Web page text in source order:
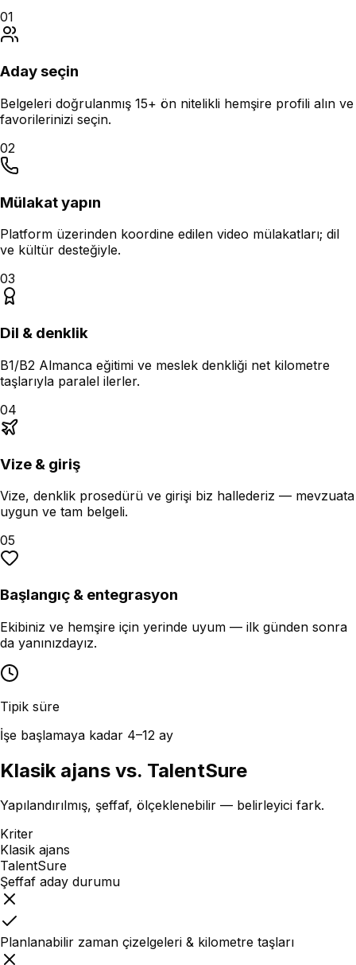
01
Aday seçin
Belgeleri doğrulanmış 15+ ön nitelikli hemşire profili alın ve
favorilerinizi seçin.
02
Mülakat yapın
Platform üzerinden koordine edilen video mülakatları; dil
ve kültür desteğiyle.
03
Dil & denklik
B1/B2 Almanca eğitimi ve meslek denkliği net kilometre
taşlarıyla paralel ilerler.
04
Vize & giriş
Vize, denklik prosedürü ve girişi biz hallederiz — mevzuata
uygun ve tam belgeli.
05
Başlangıç & entegrasyon
Ekibiniz ve hemşire için yerinde uyum — ilk günden sonra
da yanınızdayız.
Tipik süre
İşe başlamaya kadar 4–12 ay
Klasik ajans vs. TalentSure
Yapılandırılmış, şeffaf, ölçeklenebilir — belirleyici fark.
Kriter
Klasik ajans
TalentSure
Şeffaf aday durumu
Planlanabilir zaman çizelgeleri & kilometre taşları